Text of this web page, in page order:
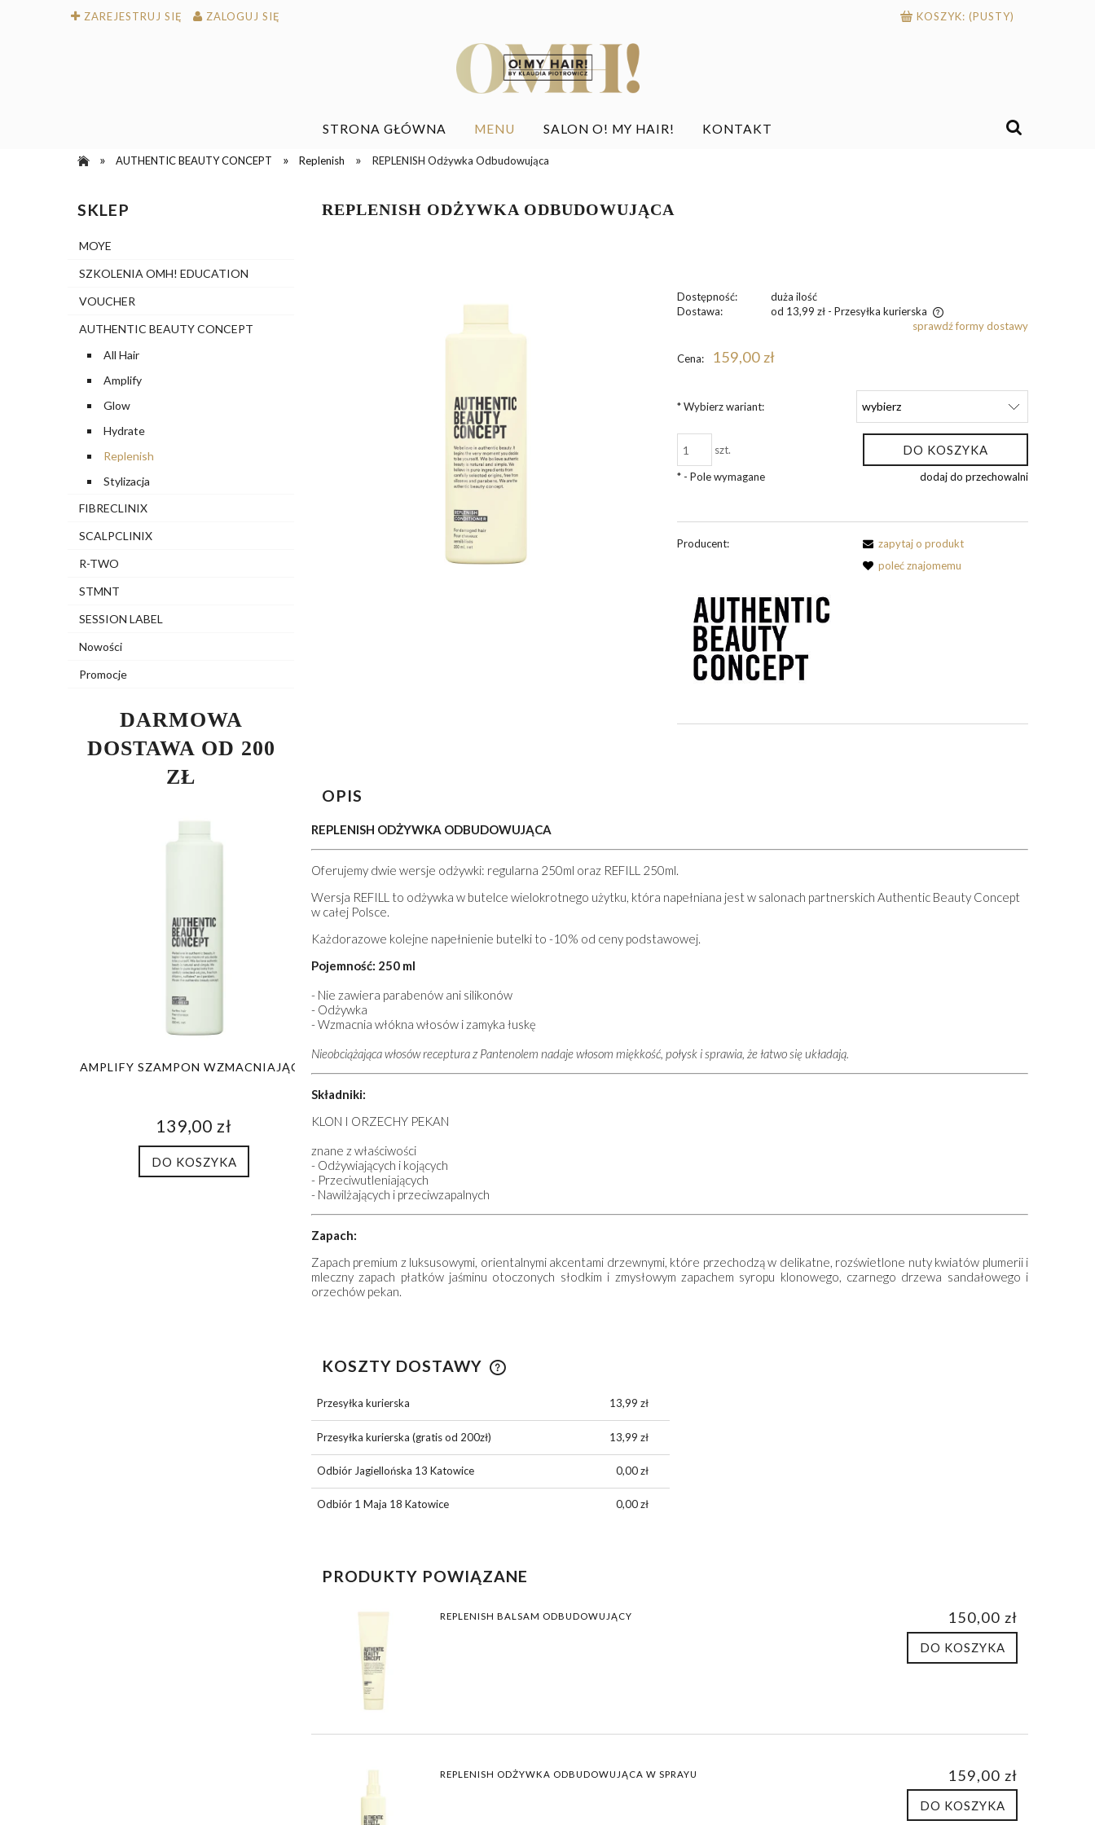
ZAREJESTRUJ SIĘ ZALOGUJ SIĘ KOSZYK: (PUSTY)
STRONA GŁÓWNA MENU SALON O! MY HAIR! KONTAKT
» AUTHENTIC BEAUTY CONCEPT » Replenish » REPLENISH Odżywka Odbudowująca
SKLEP
MOYE
SZKOLENIA OMH! EDUCATION
VOUCHER
AUTHENTIC BEAUTY CONCEPT
All Hair
Amplify
Glow
Hydrate
Replenish
Stylizacja
FIBRECLINIX
SCALPCLINIX
R-TWO
STMNT
SESSION LABEL
Nowości
Promocje
DARMOWA
DOSTAWA OD 200
ZŁ
AMPLIFY SZAMPON WZMACNIAJĄCY
139,00 zł
DO KOSZYKA
139,00 zł
DO KOSZYKA
REPLENISH ODŻYWKA ODBUDOWUJĄCA
Dostępność:
duża ilość
Dostawa:
od 13,99 zł - Przesyłka kurierska
płatności
sprawdź formy dostawy
Cena: 159,00 zł
*Wybierz wariant:
szt. DO KOSZYKA
dodaj do przechowalni
* - Pole wymagane
Producent:
zapytaj o produkt
poleć znajomemu
OPIS
REPLENISH ODŻYWKA ODBUDOWUJĄCA
Oferujemy dwie wersje odżywki: regularna 250ml oraz REFILL 250ml.
Wersja REFILL to odżywka w butelce wielokrotnego użytku, która napełniana jest w salonach partnerskich Authentic Beauty Concept
w całej Polsce.
Każdorazowe kolejne napełnienie butelki to -10% od ceny podstawowej.
Pojemność: 250 ml
- Nie zawiera parabenów ani silikonów
- Odżywka
- Wzmacnia włókna włosów i zamyka łuskę
Nieobciążająca włosów receptura z Pantenolem nadaje włosom miękkość, połysk i sprawia, że łatwo się układają.
Składniki:
KLON I ORZECHY PEKAN
znane z właściwości
- Odżywiających i kojących
- Przeciwutleniających
- Nawilżających i przeciwzapalnych
Zapach:
Zapach premium z luksusowymi, orientalnymi akcentami drzewnymi, które przechodzą w delikatne, rozświetlone nuty kwiatów plumerii i
mleczny zapach płatków jaśminu otoczonych słodkim i zmysłowym zapachem syropu klonowego, czarnego drzewa sandałowego i
orzechów pekan.
KOSZTY DOSTAWY
CENA NIE ZAWIERA
EWENTUALNYCH KOSZTÓW
Przesyłka kurierska 13,99 zł
Przesyłka kurierska (gratis od 200zł) 13,99 zł
Odbiór Jagiellońska 13 Katowice 0,00 zł
Odbiór 1 Maja 18 Katowice 0,00 zł
PRODUKTY POWIĄZANE
REPLENISH BALSAM ODBUDOWUJĄCY 150,00 zł
DO KOSZYKA
REPLENISH ODŻYWKA ODBUDOWUJĄCA W SPRAYU 159,00 zł
DO KOSZYKA